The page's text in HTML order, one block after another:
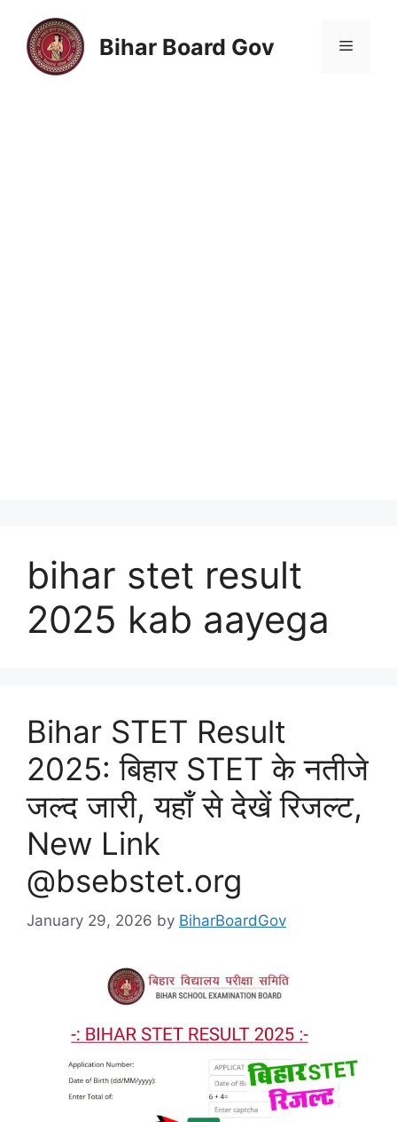
content
Bihar Board Gov Menu
bihar stet result
2025 kab aayega
Bihar STET Result
2025: बिहार STET के नतीजे
जल्द जारी, यहाँ से देखें रिजल्ट,
New Link
@bsebstet.org
January 29, 2026 by BiharBoardGov